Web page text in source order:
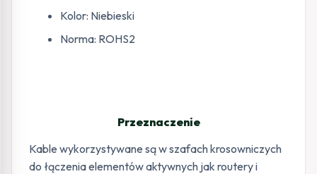
Kolor: Niebieski
Norma: ROHS2
Przeznaczenie
Kable wykorzystywane są w szafach krosowniczych
do łączenia elementów aktywnych jak routery i